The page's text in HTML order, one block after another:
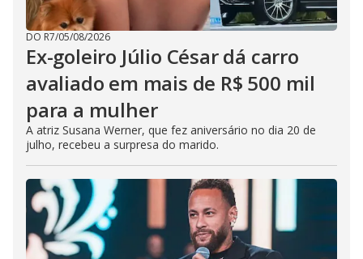
DO R7/05/08/2026
Ex-goleiro Júlio César dá carro
avaliado em mais de R$ 500 mil
para a mulher
A atriz Susana Werner, que fez aniversário no dia 20 de
julho, recebeu a surpresa do marido.